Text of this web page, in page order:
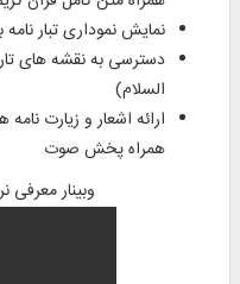
نمایش نموداری تبار نامه بیش از ۱۱۰۰۰
دسترسی به نقشه های
السلام)
ارائه اشعار و زیارت
همراه پخش صوت
وبینار معرفی